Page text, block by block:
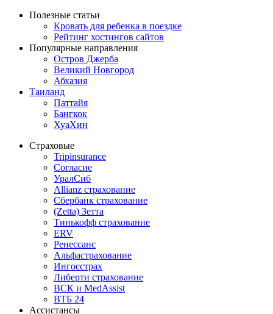
Полезные статьи
Кровать для ребенка в поездке
Рейтинг хостингов сайтов
Популярные направления
Остров Джерба
Великий Новгород
Абхазия
Таиланд
Паттайя
Бангкок
ХуаХин
Страховые
Tripinsurance
Согласие
УралСиб
Allianz страхование
Сбербанк страхование
(Zetta) Зетта
Тинькофф страхование
ERV
Ренессанс
Альфастрахование
Ингосстрах
Либерти страхование
ВСК и MedAssist
ВТБ 24
Ассистансы